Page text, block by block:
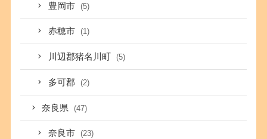
豊岡市 (5)
赤穂市 (1)
川辺郡猪名川町 (5)
多可郡 (2)
奈良県 (47)
奈良市 (23)